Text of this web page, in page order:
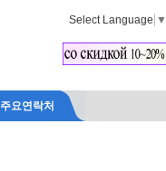
Select Language ▼
주요연락처